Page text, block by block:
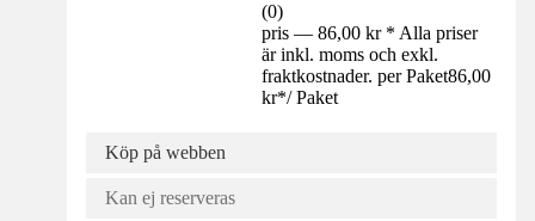
(0)
pris — 86,00 kr * Alla priser
är inkl. moms och exkl.
fraktkostnader. per Paket86,00
kr*/ Paket
Köp på webben
Kan ej reserveras